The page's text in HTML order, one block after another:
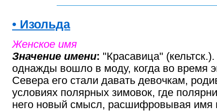
• Изольда
Женское имя
Значение имени: "Красавица"
однажды вошло в моду, когда во время
Севера его стали давать девочкам,
условиях полярных зимовок, где
него новый смысл, расшифровывая имя